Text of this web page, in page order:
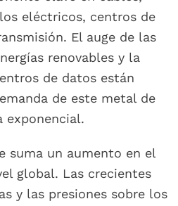
eléctricos, centros de
El auge de las
renovables y la
de datos están
de este metal de
exponencial.
suma un aumento en el
global. Las crecientes
y las presiones sobre los